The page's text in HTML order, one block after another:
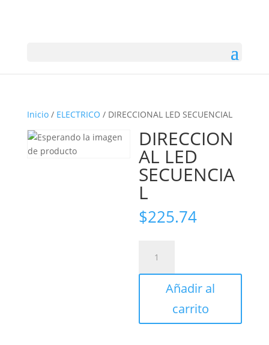
Inicio/ ELECTRICO / DIRECCIONAL LED SECUENCIAL
DIRECCION
AL LED
SECUENCIA
L
$225.74
SECUENCIAL
cantidadAñadir al
carrito